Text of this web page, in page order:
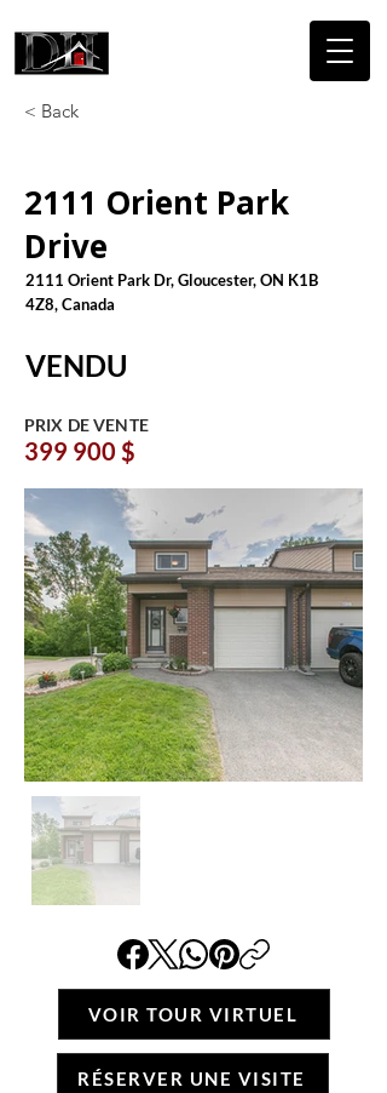
< Back
2111 Orient Park
Drive
2111 Orient Park Dr, Gloucester, ON K1B
4Z8, Canada
VENDU
PRIX DE VENTE
399 900 $
VOIR TOUR VIRTUEL
RÉSERVER UNE VISITE